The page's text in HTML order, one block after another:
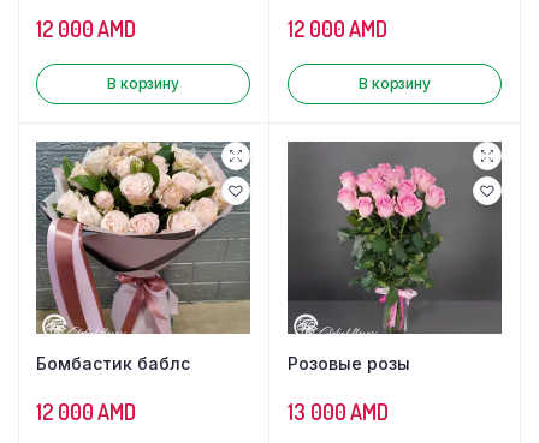
12 000AMD
В корзину
12 000AMD
В корзину
Бомбастик баблс
12 000AMD
Розовые розы
13 000AMD